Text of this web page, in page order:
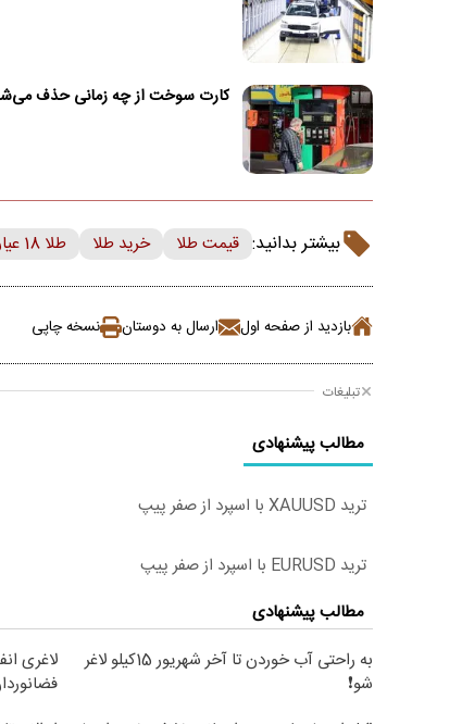
کارت سوخت از چه زمانی حذف
بیشتر بدانید: قیمت طلا خرید طلا طلا 18 عیار
بازدید از صفحه اول ارسال به دوستان نسخه چاپی
تبلیغات
مطالب پیشنهادی
ترید XAUUSD با اسپرد از صفر پیپ
ترید EURUSD با اسپرد از صفر پیپ
مطالب پیشنهادی
به راحتی آب خوردن تا آخر شهریور 15کیلو لاغر
شو❗
لاغری